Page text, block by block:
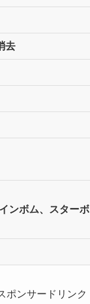
去
ンボム、スターボ
ポンサードリンク